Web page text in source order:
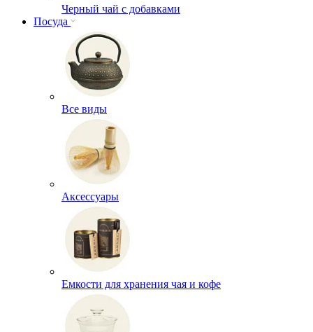
Черный чай с добавками
Посуда
Все виды
Аксессуары
Емкости для хранения чая и кофе